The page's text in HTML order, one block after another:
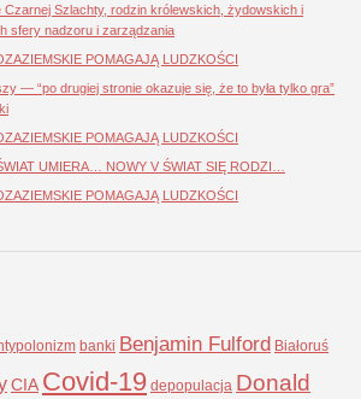
Czarnej Szlachty, rodzin królewskich, żydowskich i
sfery nadzoru i zarządzania
POMAGAJĄ LUDZKOŚCI
— “po drugiej stronie okazuje się, że to była tylko gra”
POMAGAJĄ LUDZKOŚCI
UMIERA… NOWY V ŚWIAT SIĘ RODZI…
POMAGAJĄ LUDZKOŚCI
banki Benjamin Fulford Białoruś
CIA Covid-19 depopulacja Donald